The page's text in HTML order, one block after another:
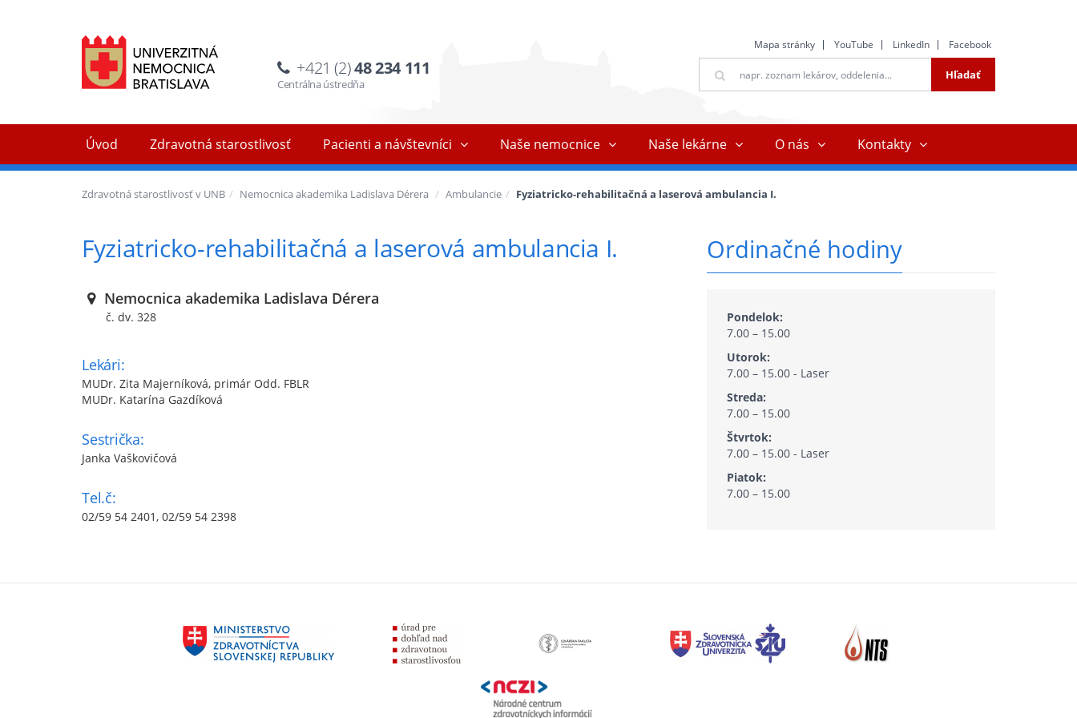
+421 (2)48 234 111
Centrálna ústredňa
Mapa stránky YouTube LinkedIn Facebook
vyhľadávanie
Hľadať
Úvod Zdravotná starostlivosť Pacienti a návštevníci Naše nemocnice Naše lekárne O nás Kontakty
Zdravotná starostlivosť v UNB Nemocnica akademika Ladislava Dérera Ambulancie Fyziatricko-rehabilitačná a laserová ambulancia I.
Fyziatricko-rehabilitačná a laserová ambulancia I.
Nemocnica akademika Ladislava Dérera
č. dv. 328
Lekári:
MUDr. Zita Majerníková, primár Odd. FBLR
MUDr. Katarína Gazdíková
Sestrička:
Janka Vaškovičová
Tel.č:
02/59 54 2401, 02/59 54 2398
Ordinačné hodiny
Pondelok:
7.00 – 15.00
Utorok:
7.00 – 15.00 - Laser
Streda:
7.00 – 15.00
Štvrtok:
7.00 – 15.00 - Laser
Piatok:
7.00 – 15.00